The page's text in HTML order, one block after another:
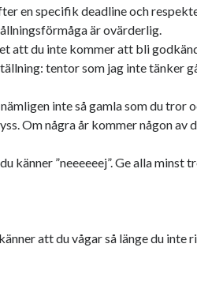
en specifik deadline och
är ovärderlig.
att du inte kommer att bli
tentor som jag inte tänker
inte så gamla som du tror
Om några år kommer någon av
känner ”neeeeeej”. Ge alla minst
att du vågar så länge du inte